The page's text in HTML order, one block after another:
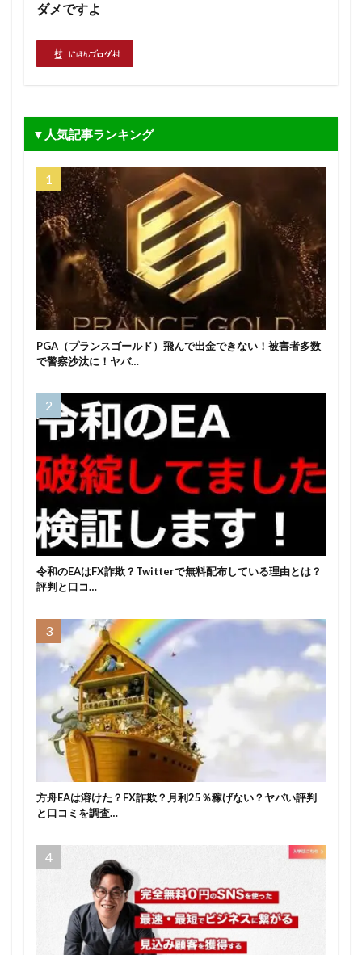
ダメですよ
▼人気記事ランキング
PGA（プランスゴールド）飛んで出金できない！被害者多数
で警察沙汰に！ヤバ…
令和のEAはFX詐欺？Twitterで無料配布している理由とは？
評判と口コ…
方舟EAは溶けた？FX詐欺？月利25％稼げない？ヤバい評判
と口コミを調査…